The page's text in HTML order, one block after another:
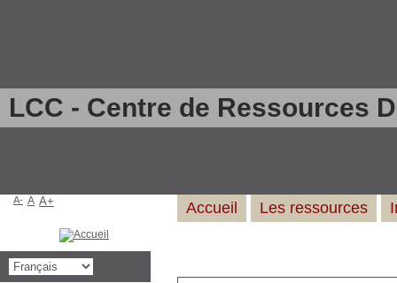
LCC - Centre de Ressources
Accueil Les ressources
A- A A+